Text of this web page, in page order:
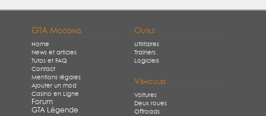
GTA Modding
Home
News et articles
Tutos et FAQ
Contact
Mentions légales
Ajouter un mod
Casino en Ligne
Forum
GTA Légende
Outils
Utilitaires
Trainers
Logiciels
Véhicules
Voitures
Deux roues
Offroads